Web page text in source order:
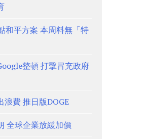
和平方案 本周料無「特
整頓 打擊冒充政府
浪費 推日版DOGE
全球企業放緩加價